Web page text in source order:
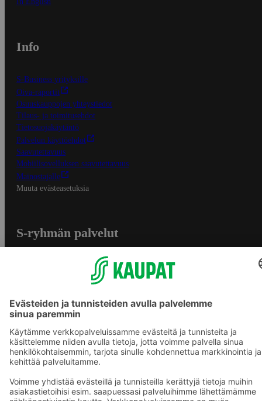
Info
S-Business yrityksille
Oiva-raportit
Osuuskauppojen yhteystiedot
Tilaus- ja toimitusehdot
Tietosuojakäytäntö
Palvelun käyttöehdot
Saavutettavuus
Mobiilisovelluksen saavutettavuus
Mainostajalle
Muuta evästeasetuksia
S-ryhmän palvelut
S-ostoslista -sovellus
Prisma.fi
Sokos.fi
S-Pankki
Yhteishyvä
Raflaamo